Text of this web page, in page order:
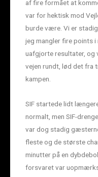
af fire formået at
var for hektisk mod
burde være. Vi er
jeg mangler fire points
uafgjorte resultater, og
vejen rundt, lød det fra
kampen.
SIF startede lidt
normalt, men SIF-
var dog stadig
fleste og de største
minutter på en
forsvaret var